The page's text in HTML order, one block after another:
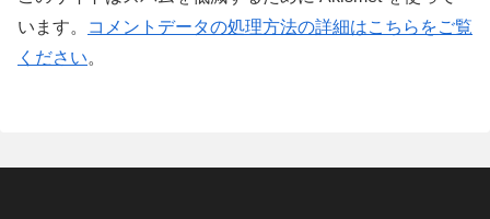
います。
コメントデータの処理方法の詳細はこちらをご覧
ください。